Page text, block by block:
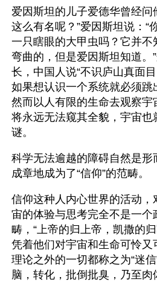
爱因斯坦的儿子爱德华曾经问
这么有名呢？”爱因斯坦说：“
一只瞎眼的大甲虫吗？它并不
弯曲的，但是爱因斯坦知道。
长，中国人说“不识庐山真面
如果想认识一个系统就必须跳
然而以人有限的生命去观察
将永远无法窥其全貌，宇宙也
谜。
科学无法逾越的障碍自然是形
成章地成为了“信仰”的范畴。
信仰这种人内心世界的活动，
宙的体验与思考完全不是一个
畴，“上帝的归上帝，凯撒的
凭着他们对宇宙和生命可怜又
理论之外的一切都称之为“迷
脑，转化，批倒批臭，乃至肉